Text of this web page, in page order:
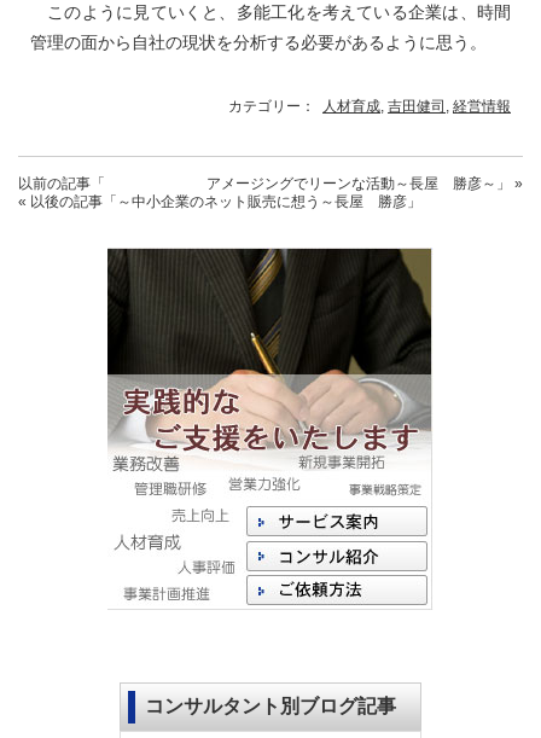
このように見ていくと、多能工化を考えている企業は、時間
管理の面から自社の現状を分析する必要があるように思う。
カテゴリー： 人材育成 吉田健司 経営情報
以前の記事 「 アメージングでリーンな活動～長屋 勝彦～」
»
« 以後の記事 「～中小企業のネット販売に想う～長屋 勝彦」
コンサルタント別ブログ記事